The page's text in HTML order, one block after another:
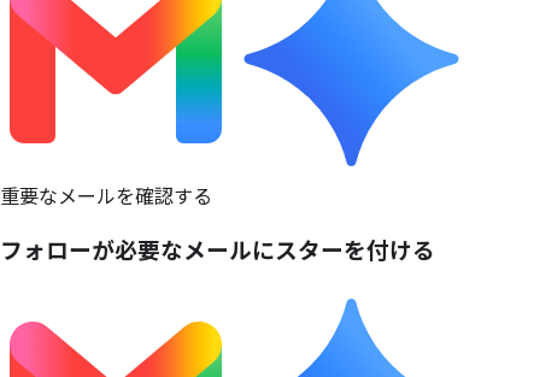
重要なメールを確認する
フォローが必要なメールにスターを付ける